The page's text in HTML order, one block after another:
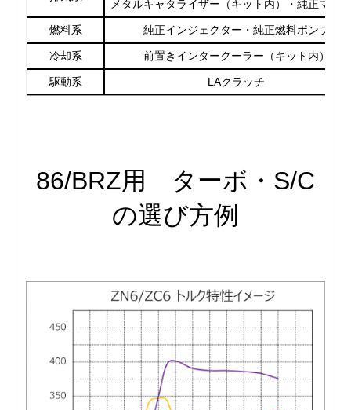
メタルキャタライザー（キット内）・純正マフ
燃料系 純正インジェクター・純正燃料ポンプ
冷却系 前置きインタークーラー（キット内）
駆動系 LAクラッチ
86/BRZ用 ターボ・S/C
の選び方例